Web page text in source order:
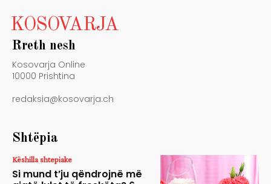
KOSOVARJA
Rreth nesh
Kosovarja Online
10000 Prishtina
redaksia@kosovarja.ch
Shtëpia
Këshilla shtepiake
Si mund t’ju qëndrojnë më